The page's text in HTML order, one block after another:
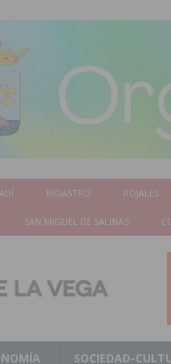
BIGASTRO ROJALES
SAN MIGUEL DE SALINAS
SOCIEDAD-